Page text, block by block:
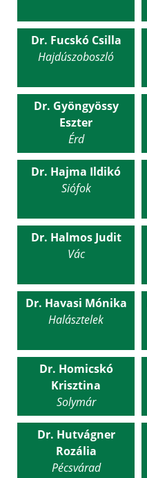
Dr. Fucskó Csilla
Hajdúszoboszló
Dr. Gyöngyössy
Eszter
Érd
Dr. Hajma Ildikó
Siófok
Dr. Halmos Judit
Vác
Dr. Havasi Mónika
Halásztelek
Dr. Homicskó
Krisztina
Solymár
Dr. Hutvágner
Rozália
Pécsvárad